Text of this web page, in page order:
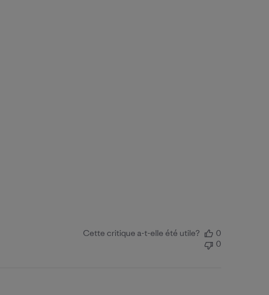
Cette critique a-t-elle été utile?
0
0